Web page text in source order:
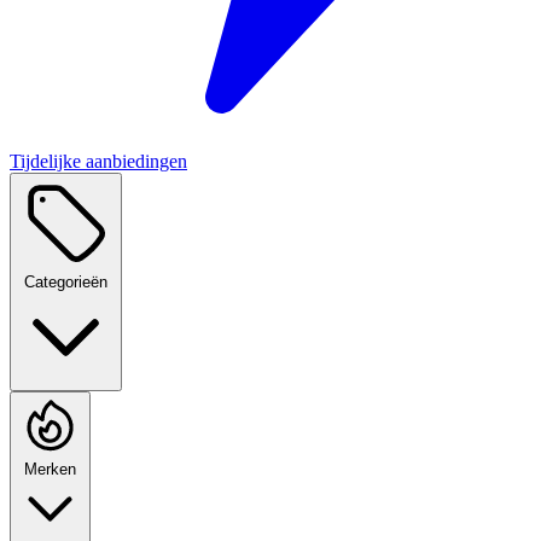
Tijdelijke aanbiedingen
Categorieën
Merken